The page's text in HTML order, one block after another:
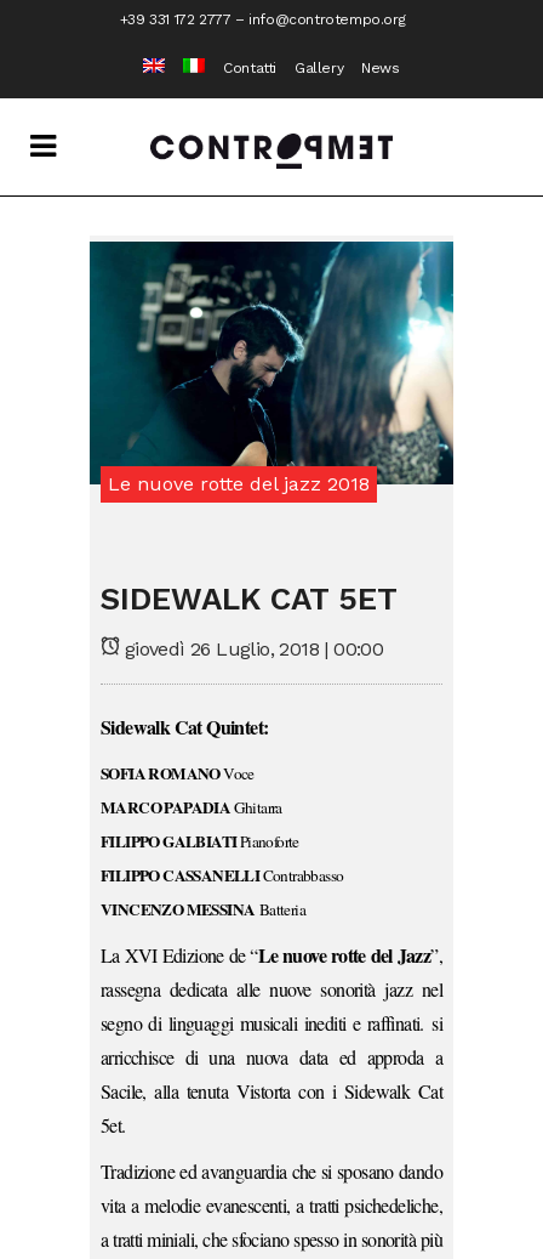
+39 331 172 2777 – info@controtempo.org
Contatti Gallery News
Le nuove rotte del jazz 2018
SIDEWALK CAT 5ET
giovedì 26 Luglio, 2018 | 00:00
Sidewalk Cat Quintet:
SOFIA ROMANOVoce
MARCO PAPADIAGhitarra
FILIPPO GALBIATIPianoforte
FILIPPO CASSANELLIContrabbasso
VINCENZO MESSINA Batteria
La XVI Edizione de “Le nuove rotte del Jazz”,
rassegna dedicata alle nuove sonorità jazz nel
segno di linguaggi musicali inediti e raffinati. si
arricchisce di una nuova data ed approda a
Sacile, alla tenuta Vistorta con i Sidewalk Cat
5et.
Tradizione ed avanguardia che si sposano dando
vita a melodie evanescenti, a tratti psichedeliche,
a tratti miniali, che sfociano spesso in sonorità più